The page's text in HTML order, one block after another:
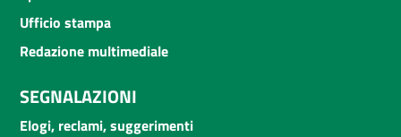
Ufficio stampa
Redazione multimediale
SEGNALAZIONI
Elogi, reclami, suggerimenti